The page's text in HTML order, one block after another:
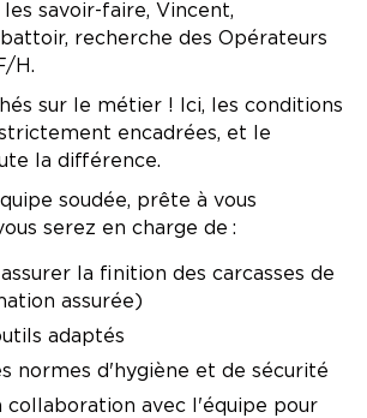
savoir-faire, Vincent,
recherche des Opérateurs
H.
sur le métier ! Ici, les conditions
encadrées, et le
la différence.
soudée, prête à vous
serez en charge de :
la finition des carcasses de
assurée)
adaptés
normes d'hygiène et de sécurité
collaboration avec l'équipe pour